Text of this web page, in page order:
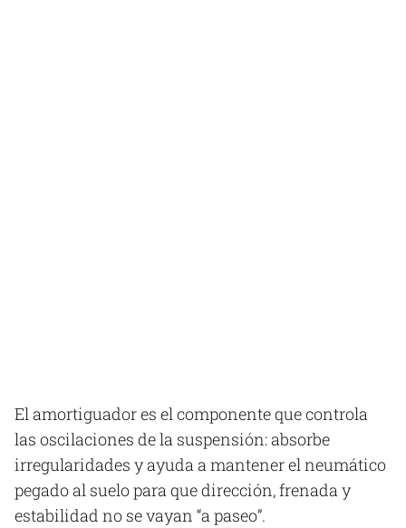
El amortiguador es el componente que controla
las oscilaciones de la suspensión: absorbe
irregularidades y ayuda a mantener el neumático
pegado al suelo para que dirección, frenada y
estabilidad no se vayan “a paseo”.